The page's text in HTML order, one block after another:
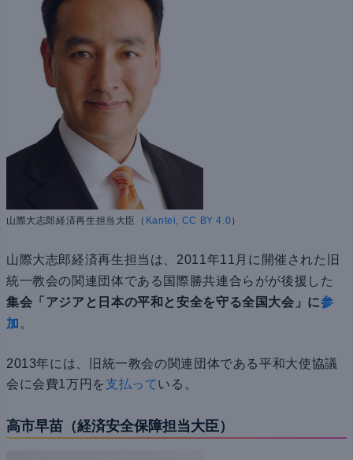
山際大志郎経済再生担当大臣（ Kantei, CC BY 4.0 ）
山際大志郎経済再生担当は、2011年11月に開催された旧
統一教会の関連団体である国際勝共連合らがが後援した
集会「アジアと日本の平和と安全を守る全国大会」に参
加 。
2013年には、
旧統一教会の関連団体である平和大使協議
会に会費1万円を支払っている。
高市早苗（経済安全保障担当大臣）